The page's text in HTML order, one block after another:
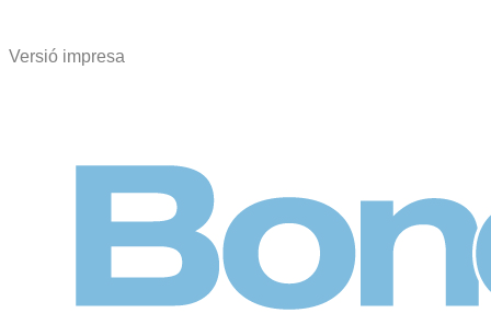
Versió impresa